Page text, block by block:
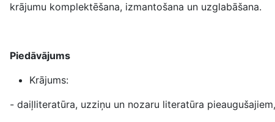
krājumu komplektēšana, izmantošana un uzglabāšana.
Piedāvājums
Krājums:
- daiļliteratūra, uzziņu un nozaru literatūra